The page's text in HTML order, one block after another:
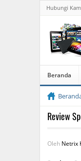
Hubungi
Beranda
Review
Oleh Netrix